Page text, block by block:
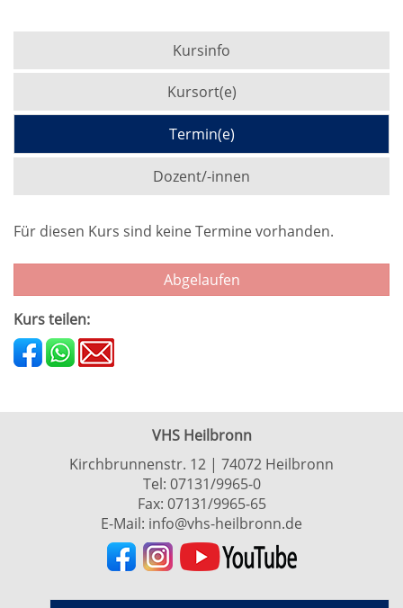
Kursinfo
Kursort(e)
Termin(e)
Dozent/-innen
Für diesen Kurs sind keine Termine vorhanden.
Abgelaufen
Kurs teilen:
VHS Heilbronn
Kirchbrunnenstr. 12 | 74072 Heilbronn
Tel: 07131/9965-0
Fax: 07131/9965-65
E-Mail: info@vhs-heilbronn.de